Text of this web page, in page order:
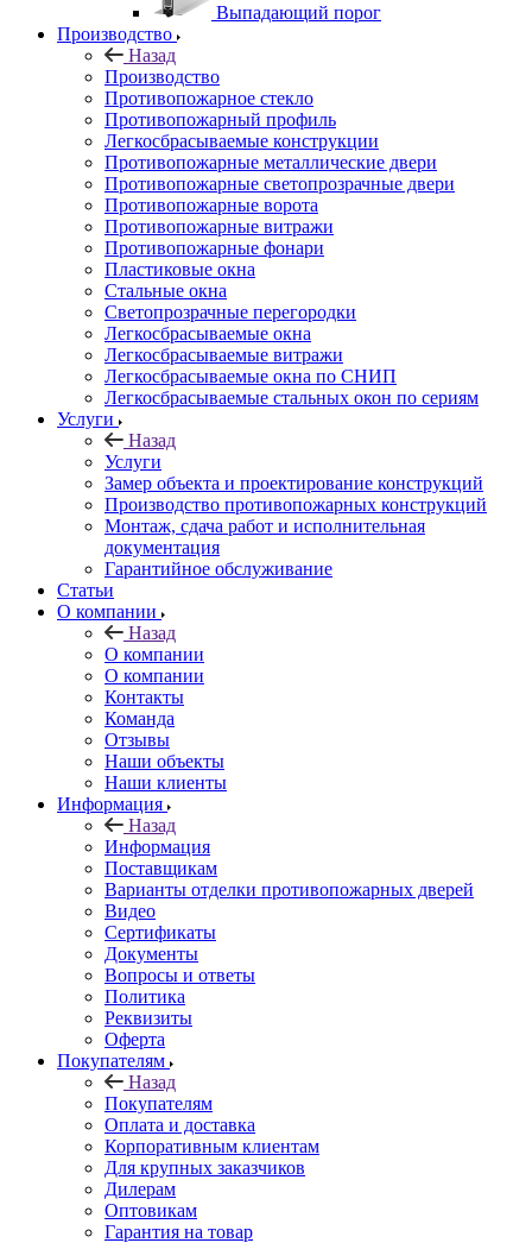
Выпадающий порог
Производство
Назад
Производство
Противопожарное стекло
Противопожарный профиль
Легкосбрасываемые конструкции
Противопожарные металлические двери
Противопожарные светопрозрачные двери
Противопожарные ворота
Противопожарные витражи
Противопожарные фонари
Пластиковые окна
Стальные окна
Светопрозрачные перегородки
Легкосбрасываемые окна
Легкосбрасываемые витражи
Легкосбрасываемые окна по СНИП
Легкосбрасываемые стальных окон по сериям
Услуги
Назад
Услуги
Замер объекта и проектирование конструкций
Производство противопожарных конструкций
Монтаж, сдача работ и исполнительная
документация
Гарантийное обслуживание
Статьи
О компании
Назад
О компании
О компании
Контакты
Команда
Отзывы
Наши объекты
Наши клиенты
Информация
Назад
Информация
Поставщикам
Варианты отделки противопожарных дверей
Видео
Сертификаты
Документы
Вопросы и ответы
Политика
Реквизиты
Оферта
Покупателям
Назад
Покупателям
Оплата и доставка
Корпоративным клиентам
Для крупных заказчиков
Дилерам
Оптовикам
Гарантия на товар